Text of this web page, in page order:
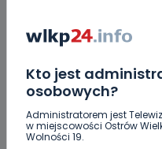
Kto jest
osobowych?
Administratorem jest
w miejscowości Ostrów
Wolności 19.
SYGNALE
OPINIE
WYWIADY
ZDROWIE